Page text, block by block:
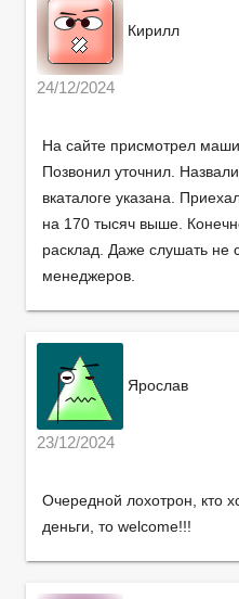
Кирилл
24/12/2024
На сайте присмотрел
Позвонил уточнил.
вкаталоге указана.
на 170 тысяч выше.
расклад. Даже слушать не
менеджеров.
Ярослав
23/12/2024
Очередной лохотрон, кто
деньги, то welcome!!!